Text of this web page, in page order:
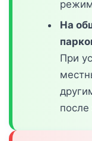
На
При